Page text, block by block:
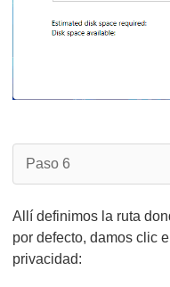
Paso 6
Allí definimos la ruta
por defecto, damos clic
privacidad: